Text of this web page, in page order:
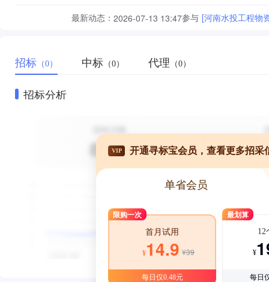
最新动态： 2026-07-13 13:47参与 [河南水投工程物
招标 （0） 中标 （0） 代理 （0）
招标分析
VIP 开通寻标宝会员，查看更多招采
单省会员
限购一次
首月试用
¥14.9 ¥39
每日仅0.48元
最划算
12
¥
每日